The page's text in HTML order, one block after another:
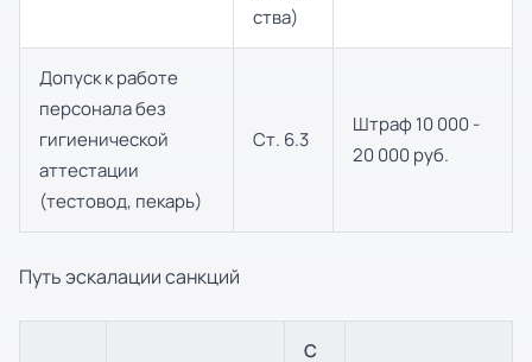
ства)
Допуск к работе
персонала без
гигиенической
аттестации
(тестовод, пекарь)
Ст. 6.3
Штраф 10 000 -
20 000 руб.
Путь эскалации санкций
С